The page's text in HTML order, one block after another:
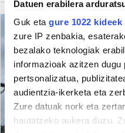
Datuen erabilera
Guk eta gure 1022 kideek
zure IP zenbakia,
bezalako teknologiak
informazioak azitzen dugu
pertsonalizatua,
audientzia-ikerketa eta
Zure datuak nork eta
hautatzeko aukera duzu.